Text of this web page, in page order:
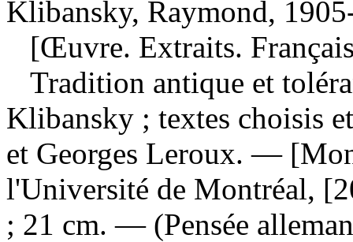
Klibansky, Raymond,
[Œuvre. Extraits.
Tradition antique et
Klibansky ; textes choisis
et Georges Leroux. —
l'Université de Montréal,
; 21 cm. — (Pensée